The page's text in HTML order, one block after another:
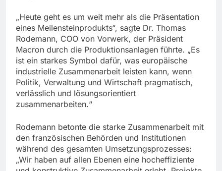
„Heute geht es um weit mehr als die Präsentation
eines Meilensteinprodukts“, sagte Dr. Thomas
Rodemann, COO von Vorwerk, der Präsident
Macron durch die Produktionsanlagen führte. „Es
ist ein starkes Symbol dafür, was europäische
industrielle Zusammenarbeit leisten kann, wenn
Politik, Verwaltung und Wirtschaft pragmatisch,
verlässlich und lösungsorientiert
zusammenarbeiten.“
Rodemann betonte die starke Zusammenarbeit mit
den französischen Behörden und Institutionen
während des gesamten Umsetzungsprozesses:
„Wir haben auf allen Ebenen eine hocheffiziente